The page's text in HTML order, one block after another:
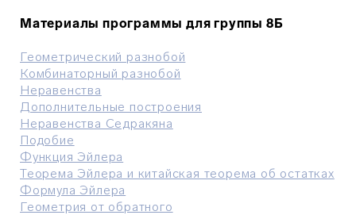
Материалы программы для группы 8Б
Геометрический разнобой
Комбинаторный разнобой
Неравенства
Дополнительные построения
Неравенства Седракяна
Подобие
Функция Эйлера
Теорема Эйлера и китайская теорема об остатках
Формула Эйлера
Геометрия от обратного